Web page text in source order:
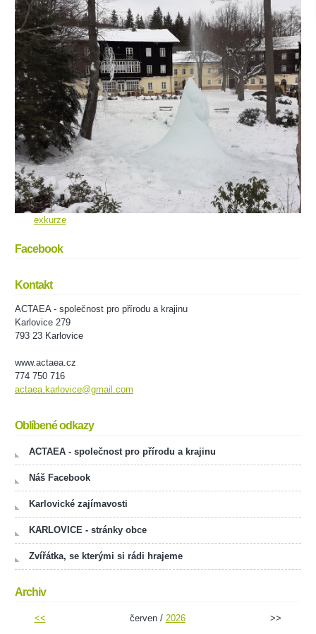
exkurze
Facebook
Kontakt
ACTAEA - společnost pro přírodu a krajinu
Karlovice 279
793 23 Karlovice
www.actaea.cz
774 750 716
actaea.karlovice@gmail.com
Oblíbené odkazy
ACTAEA - společnost pro přírodu a krajinu
Náš Facebook
Karlovické zajímavosti
KARLOVICE - stránky obce
Zvířátka, se kterými si rádi hrajeme
Archiv
<< červen / 2026 >>